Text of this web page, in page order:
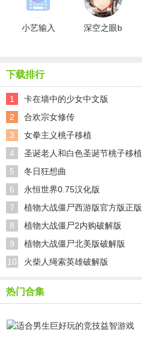
小艺输入
深空之眼b
下载排行
1 卡在墙中的少女中文版
2 合欢宗女修传
3 女拳主义桃子移植
4 圣诞老人和白色圣诞节桃子移植
5 冬日狂想曲
6 永恒世界0.75汉化版
7 植物大战僵尸西游版官方版正版
8 植物大战僵尸2内购破解版
9 植物大战僵尸北美版破解版
10 火柴人绳索英雄破解版
热门合集